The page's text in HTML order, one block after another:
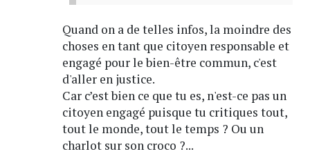
Quand on a de telles infos, la moindre des
choses en tant que citoyen responsable et
engagé pour le bien-être commun, c'est
d'aller en justice.
Car c’est bien ce que tu es, n'est-ce pas un
citoyen engagé puisque tu critiques tout,
tout le monde, tout le temps ? Ou un
charlot sur son croco ?...